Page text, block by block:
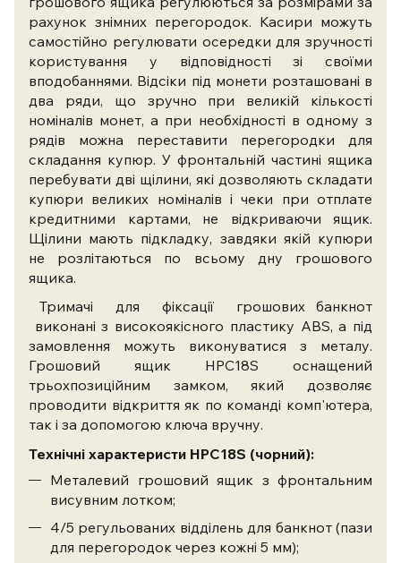
рахунок знімних перегородок. Касири можуть
самостійно регулювати осередки для зручності
користування у відповідності зі своїми
вподобаннями. Відсіки під монети розташовані в
два ряди, що зручно при великій кількості
номіналів монет, а при необхідності в одному з
рядів можна переставити перегородки для
складання купюр. У фронтальній частині ящика
перебувати дві щілини, які дозволяють складати
купюри великих номіналів і чеки при отплате
кредитними картами, не відкриваючи ящик.
Щілини мають підкладку, завдяки якій купюри
не розлітаються по всьому дну грошового
ящика.
Тримачі для фіксації грошових банкнот
виконані з високоякісного пластику ABS, а під
замовлення можуть виконуватися з металу.
Грошовий ящик HPC18S оснащений
трьохпозиційним замком, який дозволяє
проводити відкриття як по команді комп'ютера,
так і за допомогою ключа вручну.
Технічні характеристи HPC18S (чорний):
Металевий грошовий ящик з фронтальним
висувним лотком;
4/5 регульованих відділень для банкнот (пази
для перегородок через кожні 5 мм);